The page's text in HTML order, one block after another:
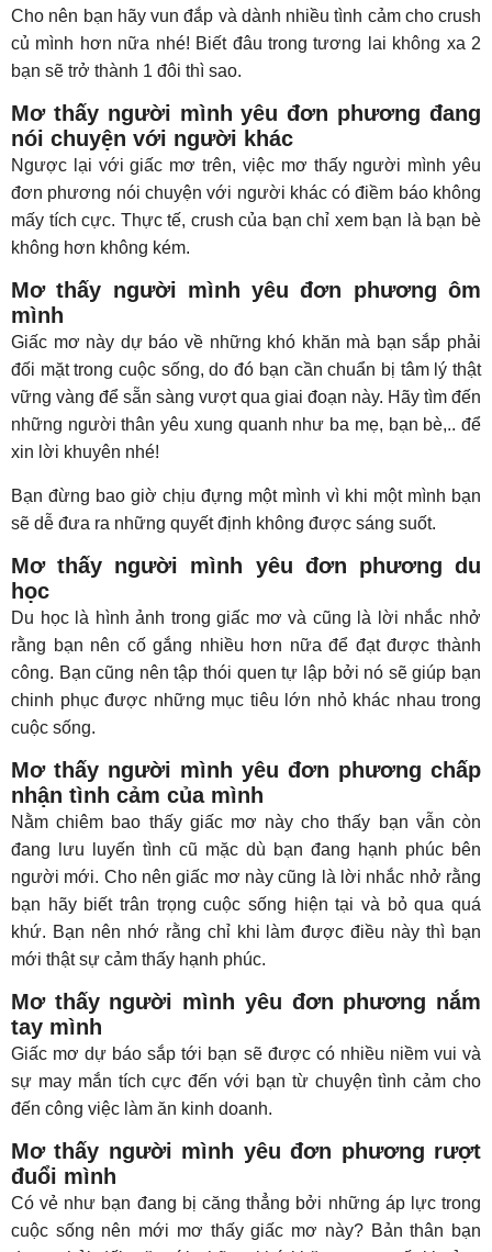
Cho nên bạn hãy vun đắp và dành nhiều tình cảm cho crush
củ mình hơn nữa nhé! Biết đâu trong tương lai không xa 2
bạn sẽ trở thành 1 đôi thì sao.
Mơ thấy người mình yêu đơn phương đang
nói chuyện với người khác
Ngược lại với giấc mơ trên, việc mơ thấy người mình yêu
đơn phương nói chuyện với người khác có điềm báo không
mấy tích cực. Thực tế, crush của bạn chỉ xem bạn là bạn bè
không hơn không kém.
Mơ thấy người mình yêu đơn phương ôm
mình
Giấc mơ này dự báo về những khó khăn mà bạn sắp phải
đối mặt trong cuộc sống, do đó bạn cần chuẩn bị tâm lý thật
vững vàng để sẵn sàng vượt qua giai đoạn này. Hãy tìm đến
những người thân yêu xung quanh như ba mẹ, bạn bè,.. để
xin lời khuyên nhé!
Bạn đừng bao giờ chịu đựng một mình vì khi một mình bạn
sẽ dễ đưa ra những quyết định không được sáng suốt.
Mơ thấy người mình yêu đơn phương du
học
Du học là hình ảnh trong giấc mơ và cũng là lời nhắc nhở
rằng bạn nên cố gắng nhiều hơn nữa để đạt được thành
công. Bạn cũng nên tập thói quen tự lập bởi nó sẽ giúp bạn
chinh phục được những mục tiêu lớn nhỏ khác nhau trong
cuộc sống.
Mơ thấy người mình yêu đơn phương chấp
nhận tình cảm của mình
Nằm chiêm bao thấy giấc mơ này cho thấy bạn vẫn còn
đang lưu luyến tình cũ mặc dù bạn đang hạnh phúc bên
người mới. Cho nên giấc mơ này cũng là lời nhắc nhở rằng
bạn hãy biết trân trọng cuộc sống hiện tại và bỏ qua quá
khứ. Bạn nên nhớ rằng chỉ khi làm được điều này thì bạn
mới thật sự cảm thấy hạnh phúc.
Mơ thấy người mình yêu đơn phương nắm
tay mình
Giấc mơ dự báo sắp tới bạn sẽ được có nhiều niềm vui và
sự may mắn tích cực đến với bạn từ chuyện tình cảm cho
đến công việc làm ăn kinh doanh.
Mơ thấy người mình yêu đơn phương rượt
đuổi mình
Có vẻ như bạn đang bị căng thẳng bởi những áp lực trong
cuộc sống nên mới mơ thấy giấc mơ này? Bản thân bạn